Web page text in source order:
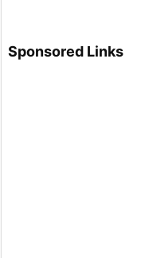
Sponsored Links